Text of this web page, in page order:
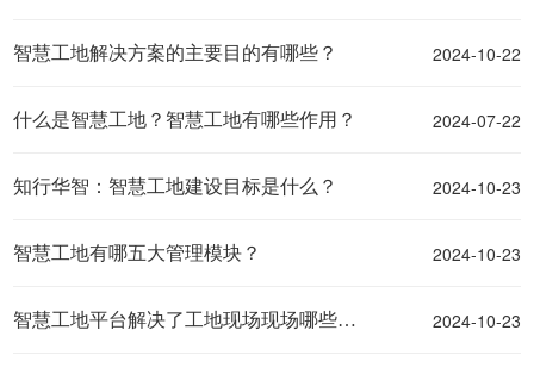
智慧工地解决方案的主要目的有哪些？ 2024-10-22
什么是智慧工地？智慧工地有哪些作用？ 2024-07-22
知行华智：智慧工地建设目标是什么？ 2024-10-23
智慧工地有哪五大管理模块？ 2024-10-23
智慧工地平台解决了工地现场现场哪些痛点问题？ 2024-10-23